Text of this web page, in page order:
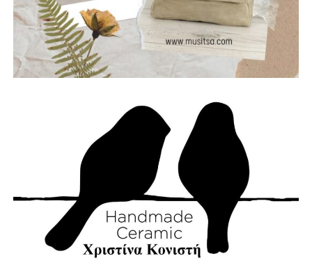
Η Ναυπακτία μπορεί και πρέπει να γίνει πρότυπο Δήμου
στην πρόληψη και την αντιμετώπιση φυσικών
καταστροφών.
Γιατί η καλύτερη πυρκαγιά είναι εκείνη που δεν θα
εκδηλωθεί ποτέ.
Την ίδια στιγμή, αποτίουμε φόρο τιμής στους
πυροσβέστες που έχασαν τη ζωή τους υπηρετώντας το
καθήκον. Η αυτοθυσία τους μας υπενθυμίζει ότι η